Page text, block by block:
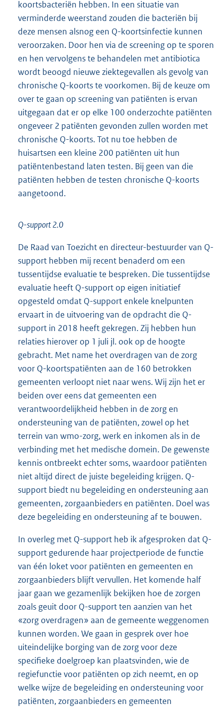
koortsbacteriën hebben. In een situatie van
verminderde weerstand zouden die bacteriën bij
deze mensen alsnog een Q-koortsinfectie kunnen
veroorzaken. Door hen via de screening op te sporen
en hen vervolgens te behandelen met antibiotica
wordt beoogd nieuwe ziektegevallen als gevolg van
chronische Q-koorts te voorkomen. Bij de keuze om
over te gaan op screening van patiënten is ervan
uitgegaan dat er op elke 100 onderzochte patiënten
ongeveer 2 patiënten gevonden zullen worden met
chronische Q-koorts. Tot nu toe hebben de
huisartsen een kleine 200 patiënten uit hun
patiëntenbestand laten testen. Bij geen van die
patiënten hebben de testen chronische Q-koorts
aangetoond.
Q-support 2.0
De Raad van Toezicht en directeur-bestuurder van Q-
support hebben mij recent benaderd om een
tussentijdse evaluatie te bespreken. Die tussentijdse
evaluatie heeft Q-support op eigen initiatief
opgesteld omdat Q-support enkele knelpunten
ervaart in de uitvoering van de opdracht die Q-
support in 2018 heeft gekregen. Zij hebben hun
relaties hierover op 1 juli jl. ook op de hoogte
gebracht. Met name het overdragen van de zorg
voor Q-koortspatiënten aan de 160 betrokken
gemeenten verloopt niet naar wens. Wij zijn het er
beiden over eens dat gemeenten een
verantwoordelijkheid hebben in de zorg en
ondersteuning van de patiënten, zowel op het
terrein van wmo-zorg, werk en inkomen als in de
verbinding met het medische domein. De gewenste
kennis ontbreekt echter soms, waardoor patiënten
niet altijd direct de juiste begeleiding krijgen. Q-
support biedt nu begeleiding en ondersteuning aan
gemeenten, zorgaanbieders en patiënten. Doel was
deze begeleiding en ondersteuning af te bouwen.
In overleg met Q-support heb ik afgesproken dat Q-
support gedurende haar projectperiode de functie
van één loket voor patiënten en gemeenten en
zorgaanbieders blijft vervullen. Het komende half
jaar gaan we gezamenlijk bekijken hoe de zorgen
zoals geuit door Q-support ten aanzien van het
«zorg overdragen» aan de gemeente weggenomen
kunnen worden. We gaan in gesprek over hoe
uiteindelijke borging van de zorg voor deze
specifieke doelgroep kan plaatsvinden, wie de
regiefunctie voor patiënten op zich neemt, en op
welke wijze de begeleiding en ondersteuning voor
patiënten, zorgaanbieders en gemeenten